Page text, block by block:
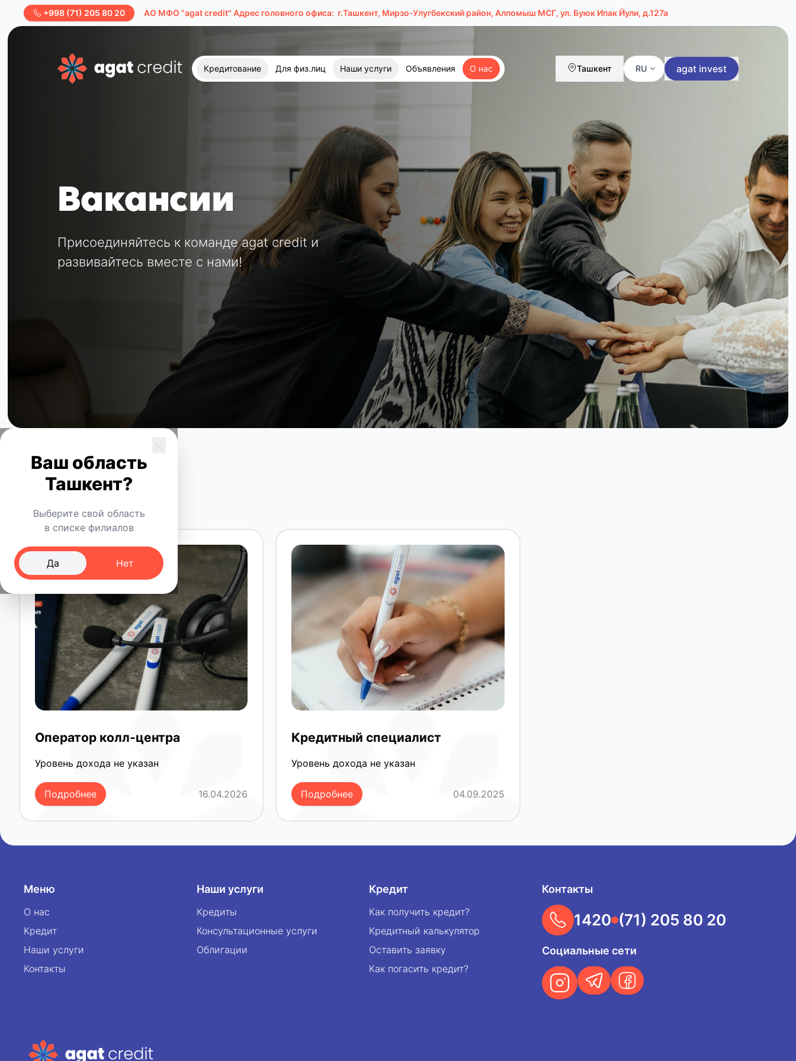
+998 (71) 205 80 20 AО МФО "agat credit" Адрес головного офиса: г.Ташкент, Мирзо-Улугбекский район, Алпомыш МСГ, ул. Буюк Ипак Йули, д.127а
Кредитование Для физ.лиц Наши услуги Объявления О нас Ташкент RU agat invest
Вакансии
Присоединяйтесь к команде agat credit и
развивайтесь вместе с нами!
×
Ваш область
Ташкент?
Выберите свой область
в списке филиалов
Да Нет
Оператор колл-центра
Уровень дохода не указан
Подробнее 16.04.2026
Кредитный специалист
Уровень дохода не указан
Подробнее 04.09.2025
Меню
О нас
Кредит
Наши услуги
Контакты
Наши услуги
Кредиты
Консультационные услуги
Облигации
Кредит
Как получить кредит?
Кредитный калькулятор
Оставить заявку
Как погасить кредит?
Контакты
1420 (71) 205 80 20
Социальные сети